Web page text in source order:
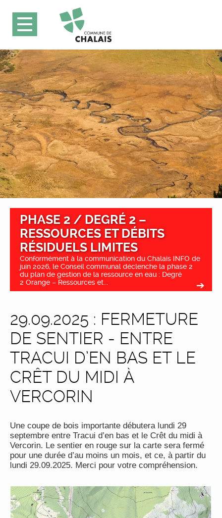
PHASE 2 / DEGRÉ 2 –
RESSOURCES ET DÉBITS
RÉSIDUELS LIMITES
Conformément à la communication du Chalais INFO de
juin 2026, le Conseil communal déclenche la phase 2
du plan de gestion de la ressource en eau : Degré
2 Orange – Ressources et...
29.09.2025 : FERMETURE
DE SENTIER - ENTRE
TRACUI D’EN BAS ET LE
CRÊT DU MIDI À
VERCORIN
Une coupe de bois importante débutera lundi 29
septembre entre Tracui d’en bas et le Crêt du midi à
Vercorin. Le sentier en rouge sur la carte sera fermé
pour une durée d’au moins un mois, et ce, à partir du
lundi 29.09.2025. Merci pour votre compréhension.